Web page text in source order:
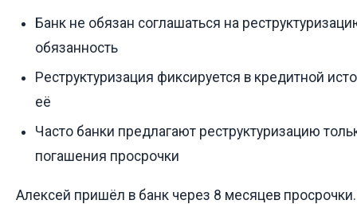
Банк не обязан соглашаться на
обязанность
Реструктуризация фиксируется в кредитной
её
Часто банки предлагают реструктуризацию
погашения просрочки
Алексей пришёл в банк через 8 месяцев